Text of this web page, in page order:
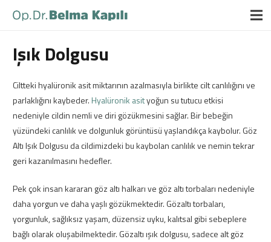
Işık Dolgusu
Ciltteki hyalüronik asit miktarının azalmasıyla birlikte cilt canlılığını ve
parlaklığını kaybeder. Hyalüronik asityoğun su tutucu etkisi
nedeniyle cildin nemli ve diri gözükmesini sağlar. Bir bebeğin
yüzündeki canlılık ve dolgunluk görüntüsü yaşlandıkça kaybolur. Göz
Altı Işık Dolgusu da cildimizdeki bu kaybolan canlılık ve nemin tekrar
geri kazanılmasını hedefler.
Pek çok insan kararan göz altı halkarı ve göz altı torbaları nedeniyle
daha yorgun ve daha yaşlı gözükmektedir. Gözaltı torbaları,
yorgunluk, sağlıksız yaşam, düzensiz uyku, kalıtsal gibi sebeplere
bağlı olarak oluşabilmektedir. Gözaltı ışık dolgusu, sadece alt göz